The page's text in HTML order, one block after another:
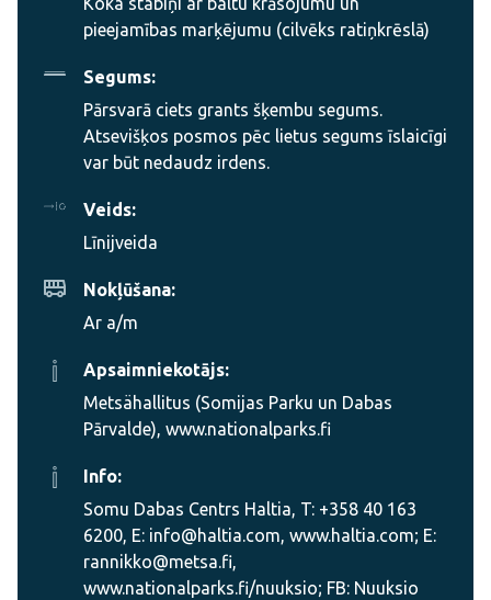
pieejamības marķējumu (cilvēks ratiņkrēslā)
Segums:
Pārsvarā ciets grants šķembu segums.
Atsevišķos posmos pēc lietus segums īslaicīgi
var būt nedaudz irdens.
Veids:
Līnijveida
Nokļūšana:
Ar a/m
Apsaimniekotājs:
Metsähallitus (Somijas Parku un Dabas
Pārvalde), www.nationalparks.fi
Info:
Somu Dabas Centrs Haltia, T: +358 40 163
6200, E: info@haltia.com, www.haltia.com; E:
rannikko@metsa.fi,
www.nationalparks.fi/nuuksio; FB: Nuuksio